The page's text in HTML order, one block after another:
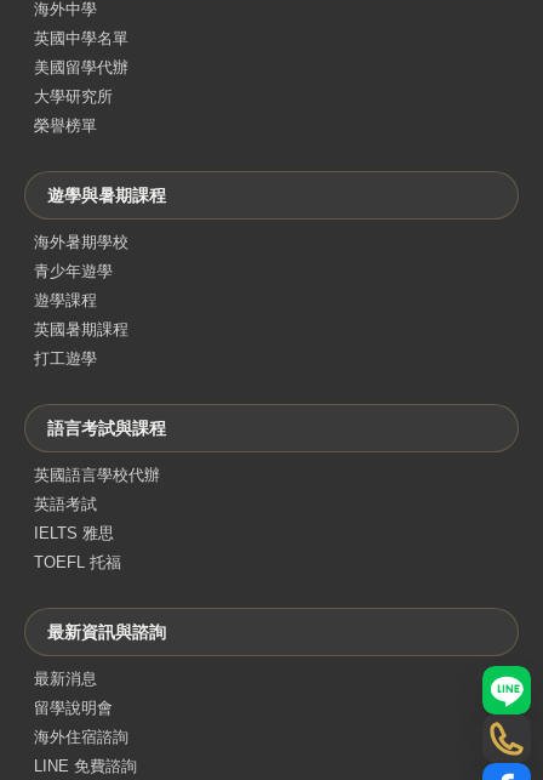
海外中學
英國中學名單
美國留學代辦
大學研究所
榮譽榜單
遊學與暑期課程
海外暑期學校
青少年遊學
遊學課程
英國暑期課程
打工遊學
語言考試與課程
英國語言學校代辦
英語考試
IELTS 雅思
TOEFL 托福
最新資訊與諮詢
最新消息
留學說明會
海外住宿諮詢
LINE 免費諮詢
LINE
電話